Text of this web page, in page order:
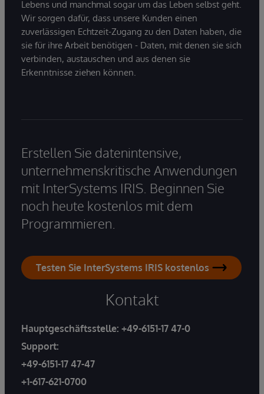
Lebens und manchmal sogar um das Leben selbst geht.
Wir sorgen dafür, dass unsere Kunden einen
zuverlässigen Echtzeit-Zugang zu den Daten haben, die
sie für ihre Arbeit benötigen - Daten, mit denen sie sich
verbinden, austauschen und aus denen sie
Erkenntnisse ziehen können.
Erstellen Sie datenintensive,
unternehmenskritische Anwendungen
mit InterSystems IRIS. Beginnen Sie
noch heute kostenlos mit dem
Programmieren.
Testen Sie InterSystems IRIS kostenlos
Kontakt
Hauptgeschäftsstelle: +49-6151-17 47-0
Support:
+49-6151-17 47-47
+1-617-621-0700